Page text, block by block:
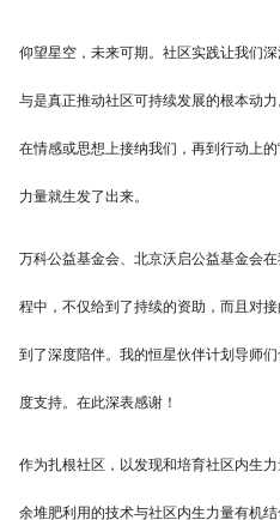
仰望星空，未来可期。社区实践让我们
与是真正推动社区可持续发展的根本动
在情感或思想上接纳我们，再到行动上的
力量就生发了出来。
万科公益基金会、北京沃启公益基金会
程中，不仅给到了持续的资助，而且对
到了深度陪伴。我的恒星伙伴计划导师
度支持。在此深表感谢！
作为扎根社区，以发现和培育社区内生
余堆肥利用的技术与社区内生力量有机